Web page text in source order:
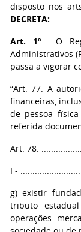
disposto nos
DECRETA:
Art. 1º O
Administrativos
passa a vigorar
“Art. 77. A
financeiras,
de pessoa
referida
Art. 78.
I -
g) existir
tributo
operações